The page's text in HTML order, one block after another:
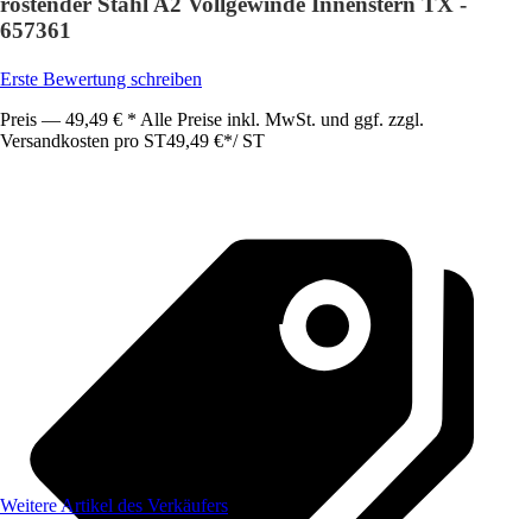
657361
Erste Bewertung schreiben
Preis — 49,49 € * Alle Preise inkl. MwSt. und ggf. zzgl.
Versandkosten pro ST49,49 €*/ ST
Weitere Artikel des Verkäufers